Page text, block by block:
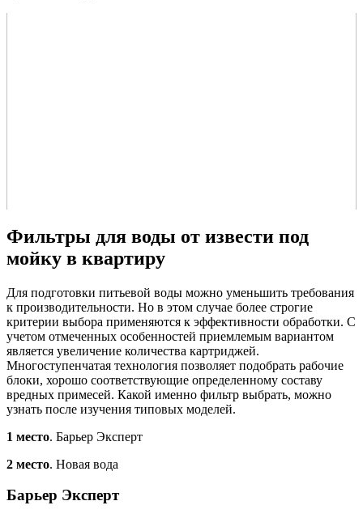
Фильтры для воды от извести под
мойку в квартиру
Для подготовки питьевой воды можно уменьшить требования
к производительности. Но в этом случае более строгие
критерии выбора применяются к эффективности обработки. С
учетом отмеченных особенностей приемлемым вариантом
является увеличение количества картриджей.
Многоступенчатая технология позволяет подобрать рабочие
блоки, хорошо соответствующие определенному составу
вредных примесей. Какой именно фильтр выбрать, можно
узнать после изучения типовых моделей.
1 место. Барьер Эксперт
2 место. Новая вода
Барьер Эксперт